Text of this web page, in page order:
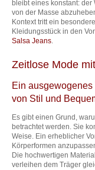
bleibt eines konstant: der
von der Masse
Kontext tritt ein
Kleidungsstück in den
Salsa Jeans.
Zeitlose Mode
Ein ausgewogenes
von Stil und
Es gibt einen Grund,
betrachtet werden. Sie
Weise. Ein erheblicher
Körperformen
Die hochwertigen
verleihen dem Träger